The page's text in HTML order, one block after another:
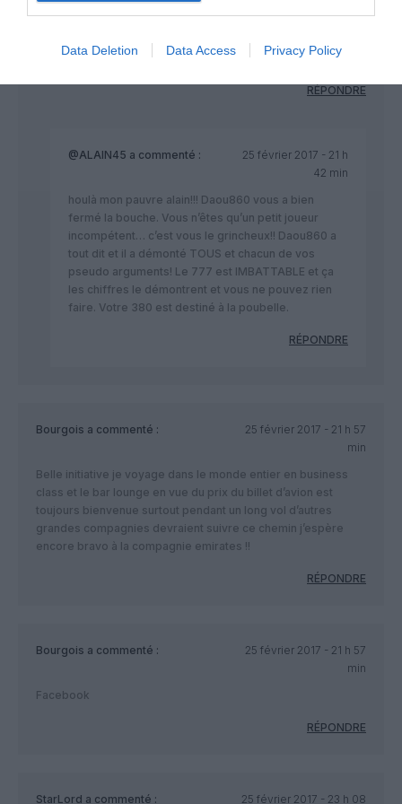
Data Deletion Data Access Privacy Policy
mais pour les long-courriers à grande capacité, l’avenir, ça
Singapore Airlines date d’il y à quelque jours.
RÉPONDRE
@ALAIN45 a commenté :
25 février 2017 - 21 h
42 min
houlà mon pauvre alain!!! Daou860 vous a bien
fermé la bouche. Vous n’êtes qu’un petit joueur
incompétent… c’est vous le grincheux!! Daou860 a
tout dit et il a démonté TOUS et chacun de vos
pseudo arguments! Le 777 est IMBATTABLE et ça
les chiffres le démontrent et vous ne pouvez rien
faire. Votre 380 est destiné à la poubelle.
RÉPONDRE
Bourgois a commenté :
25 février 2017 - 21 h 57
min
Belle initiative je voyage dans le monde entier en business
class et le bar lounge en vue du prix du billet d’avion est
toujours bienvenue surtout pendant un long vol d’autres
grandes compagnies devraient suivre ce chemin j’espère
encore bravo à la compagnie emirates !!
RÉPONDRE
Bourgois a commenté :
25 février 2017 - 21 h 57
min
Facebook
RÉPONDRE
StarLord a commenté : 25 février 2017 - 23 h 08